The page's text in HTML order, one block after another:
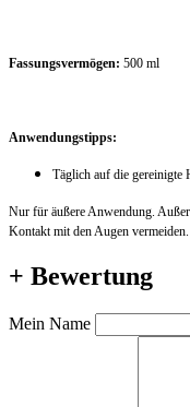
Fassungsvermögen: 500 ml
Anwendungstipps:
Täglich auf die gereinigte
Nur für äußere Anwendung.
Kontakt mit den Augen vermeiden.
+ Bewertung
Mein Name